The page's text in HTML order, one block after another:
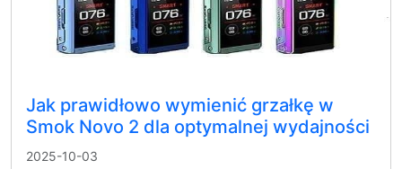
Jak prawidłowo wymienić grzałkę w
Smok Novo 2 dla optymalnej wydajności
2025-10-03